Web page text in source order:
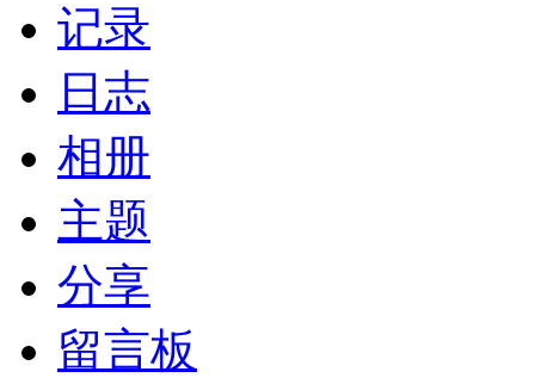
记录
日志
相册
主题
分享
留言板